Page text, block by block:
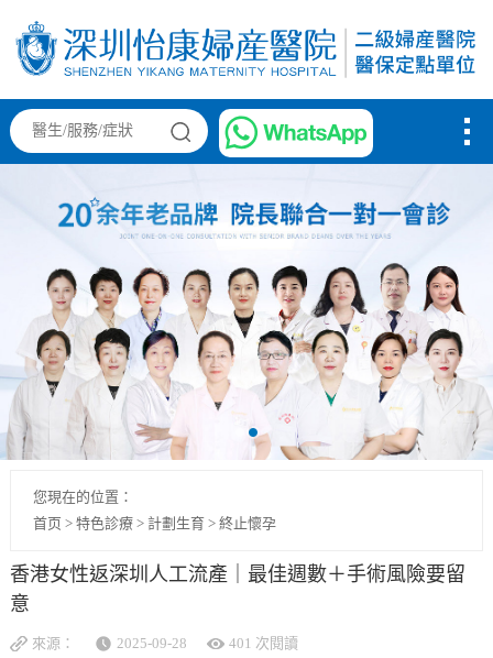
您現在的位置：
首页 > 特色診療> 計劃生育> 終止懷孕
香港女性返深圳人工流產｜最佳週數＋手術風險要留
意
來源： 2025-09-28 401 次閱讀